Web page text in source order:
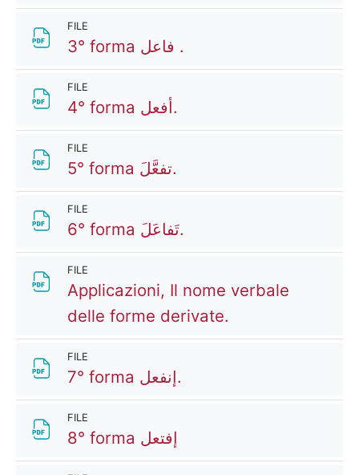
FILE
3° forma فاعل .
FILE
4° forma أفعل.
FILE
5° forma تفعَّلَ.
FILE
6° forma تَفاعَلَ.
FILE
Applicazioni, Il nome verbale
delle forme derivate.
FILE
7° forma إنفعل.
FILE
8° forma إفتعل